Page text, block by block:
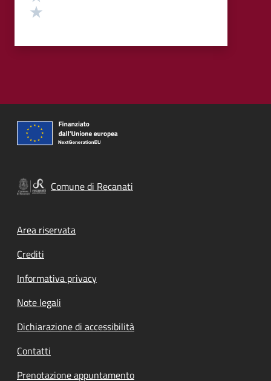
Comune di Recanati
Footer menu
Area riservata
Crediti
Informativa privacy
Note legali
Dichiarazione di accessibilità
Contatti
Prenotazione appuntamento